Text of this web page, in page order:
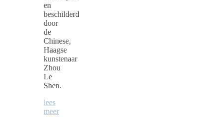
en
beschilderd
door
de
Chinese,
Haagse
kunstenaar
Zhou
Le
Shen.
lees
meer